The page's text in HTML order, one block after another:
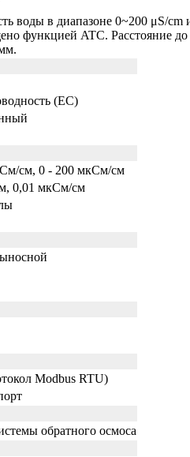
воды в диапазоне 0~200 μS/
функцией ATC. Расстояние
(EC)
см, 0 - 200 мкCм/см
0,01 мкCм/см
Modbus RTU)
обратного осмоса